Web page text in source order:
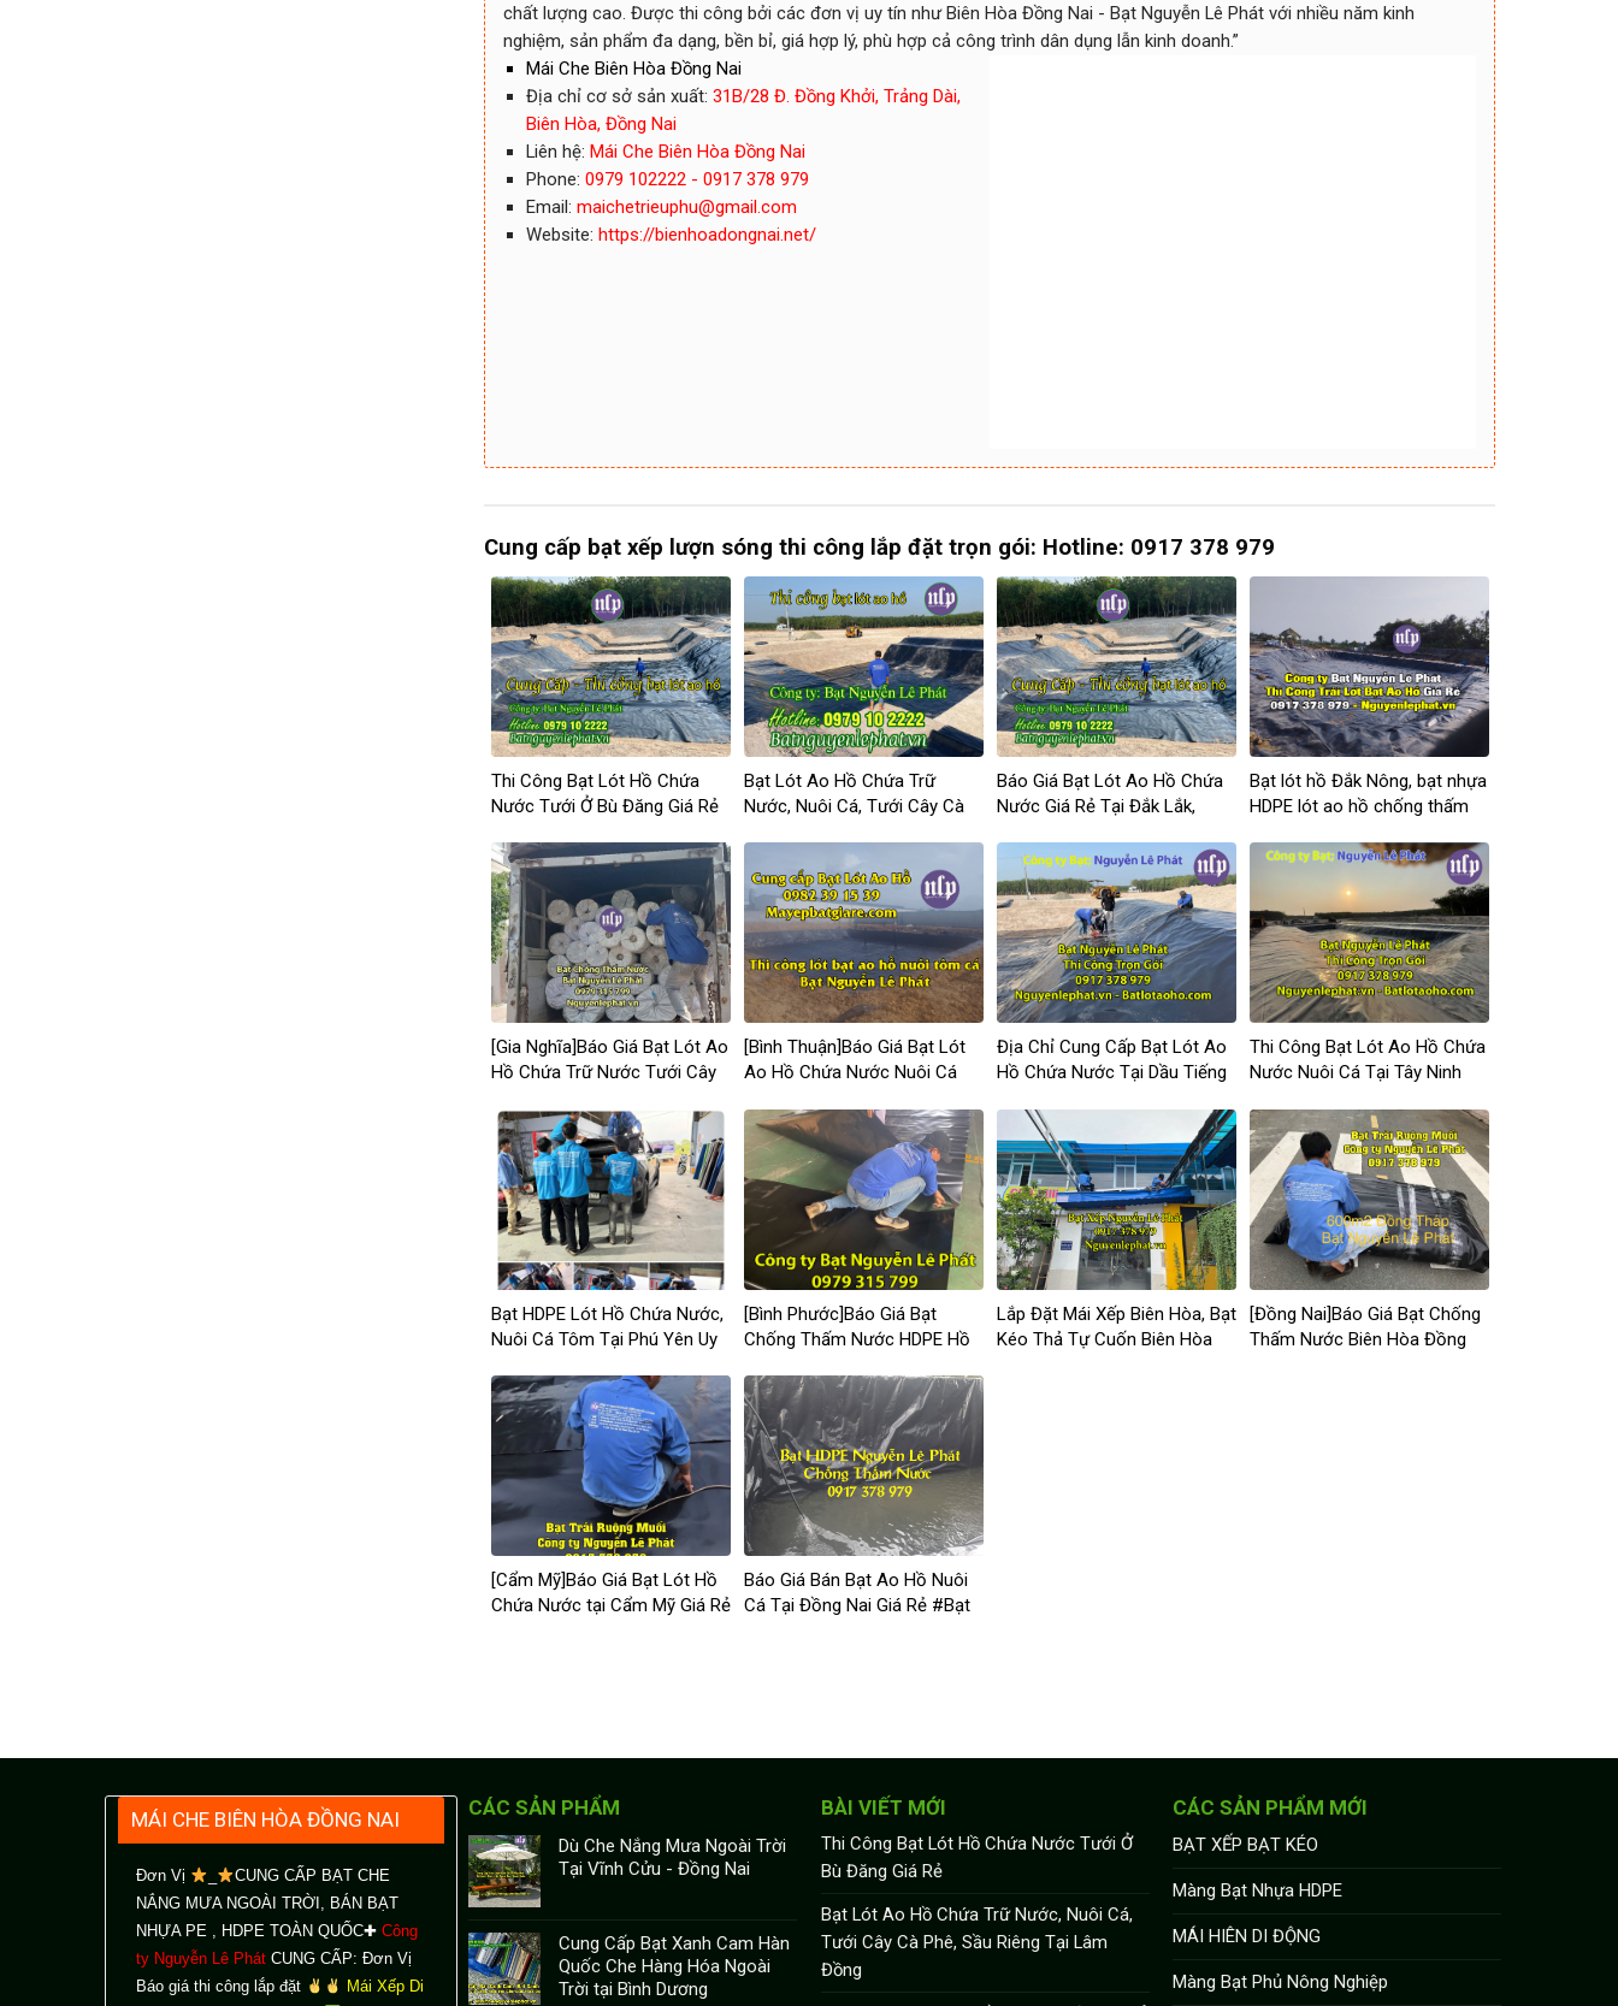
chất lượng cao. Được thi công bởi các đơn vị uy tín như Biên Hòa Đồng Nai - Bạt Nguyễn Lê Phát với nhiều năm kinh
nghiệm, sản phẩm đa dạng, bền bỉ, giá hợp lý, phù hợp cả công trình dân dụng lẫn kinh doanh.”
Mái Che Biên Hòa Đồng Nai
Địa chỉ cơ sở sản xuất: 31B/28 Đ. Đồng Khởi, Trảng Dài,
Biên Hòa, Đồng Nai
Liên hệ: Mái Che Biên Hòa Đồng Nai
Phone: 0979 102222 - 0917 378 979
Email:maichetrieuphu@gmail.com
Website:https://bienhoadongnai.net/
Cung cấp bạt xếp lượn sóng thi công lắp đặt trọn gói: Hotline: 0917 378 979
Thi Công Bạt Lót Hồ Chứa
Nước Tưới Ở Bù Đăng Giá Rẻ
Bạt Lót Ao Hồ Chứa Trữ
Nước, Nuôi Cá, Tưới Cây Cà
Báo Giá Bạt Lót Ao Hồ Chứa
Nước Giá Rẻ Tại Đắk Lắk,
Bạt lót hồ Đắk Nông, bạt nhựa
HDPE lót ao hồ chống thấm
[Gia Nghĩa]Báo Giá Bạt Lót Ao
Hồ Chứa Trữ Nước Tưới Cây
[Bình Thuận]Báo Giá Bạt Lót
Ao Hồ Chứa Nước Nuôi Cá
Địa Chỉ Cung Cấp Bạt Lót Ao
Hồ Chứa Nước Tại Dầu Tiếng
Thi Công Bạt Lót Ao Hồ Chứa
Nước Nuôi Cá Tại Tây Ninh
Bạt HDPE Lót Hồ Chứa Nước,
Nuôi Cá Tôm Tại Phú Yên Uy
DEM
[Bình Phước]Báo Giá Bạt
Chống Thấm Nước HDPE Hồ
Lắp Đặt Mái Xếp Biên Hòa, Bạt
Kéo Thả Tự Cuốn Biên Hòa
[Đồng Nai]Báo Giá Bạt Chống
Thấm Nước Biên Hòa Đồng
[Cẩm Mỹ]Báo Giá Bạt Lót Hồ
Chứa Nước tại Cẩm Mỹ Giá Rẻ
Báo Giá Bán Bạt Ao Hồ Nuôi
Cá Tại Đồng Nai Giá Rẻ #Bạt
MÁI CHE BIÊN HÒA ĐỒNG NAI
Đơn Vị
CUNG CẤP BẠT CHE
NẮNG MƯA NGOÀI TRỜI , BÁN BẠT
NHỰA PE , HDPE TOÀN QUỐC✚ Công
ty Nguyễn Lê Phát CUNG CẤP: Đơn Vị
Báo giá thi công lắp đặt
Mái Xếp Di
CÁC SẢN PHẨM
Dù Che Nắng Mưa Ngoài Trời
Tại Vĩnh Cửu - Đồng Nai
Cung Cấp Bạt Xanh Cam Hàn
Quốc Che Hàng Hóa Ngoài
Trời tại Bình Dương
BÀI VIẾT MỚI
Thi Công Bạt Lót Hồ Chứa Nước Tưới Ở
Bù Đăng Giá Rẻ
Bạt Lót Ao Hồ Chứa Trữ Nước, Nuôi Cá,
Tưới Cây Cà Phê, Sầu Riêng Tại Lâm
Đồng
CÁC SẢN PHẨM MỚI
BẠT XẾP BẠT KÉO
Màng Bạt Nhựa HDPE
MÁI HIÊN DI ĐỘNG
Màng Bạt Phủ Nông Nghiệp